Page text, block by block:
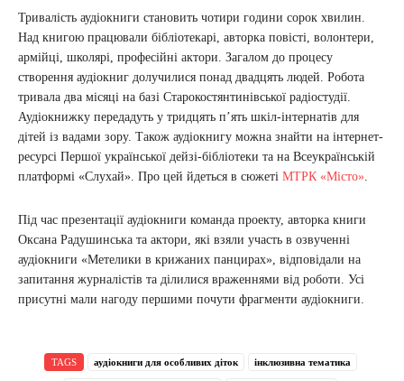
Тривалість аудіокниги становить чотири години сорок хвилин.
Над книгою працювали бібліотекарі, авторка повісті, волонтери,
армійці, школярі, професійні актори. Загалом до процесу
створення аудіокниг долучилися понад двадцять людей. Робота
тривала два місяці на базі Старокостянтинівської радіостудії.
Аудіокнижку передадуть у тридцять п’ять шкіл-інтернатів для
дітей із вадами зору. Також аудіокнигу можна знайти на інтернет-
ресурсі Першої української дейзі-бібліотеки та на Всеукраїнській
платформі «Слухай». Про цей йдеться в сюжеті МТРК «Місто»
Під час презентації аудіокниги команда проекту, авторка книги
Оксана Радушинська та актори, які взяли участь в озвученні
аудіокниги «Метелики в крижаних панцирах», відповідали на
запитання журналістів та ділилися враженнями від роботи. Усі
присутні мали нагоду першими почути фрагменти аудіокниги.
TAGS аудіокниги для особливих діток інклюзивна тематика